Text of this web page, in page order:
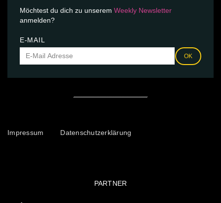
Möchtest du dich zu unserem Weekly Newsletter
anmelden?
E-MAIL
OK
Impressum Datenschutzerklärung
PARTNER